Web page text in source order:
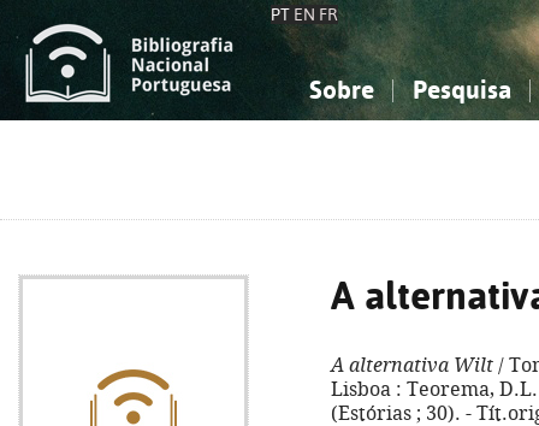
PT EN FR
Sobre Pesquisa
A
A alternativa Wilt /
Lisboa : Teorema,
(Estórias ; 30). -